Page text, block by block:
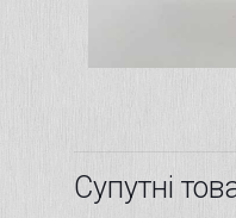
Супутні